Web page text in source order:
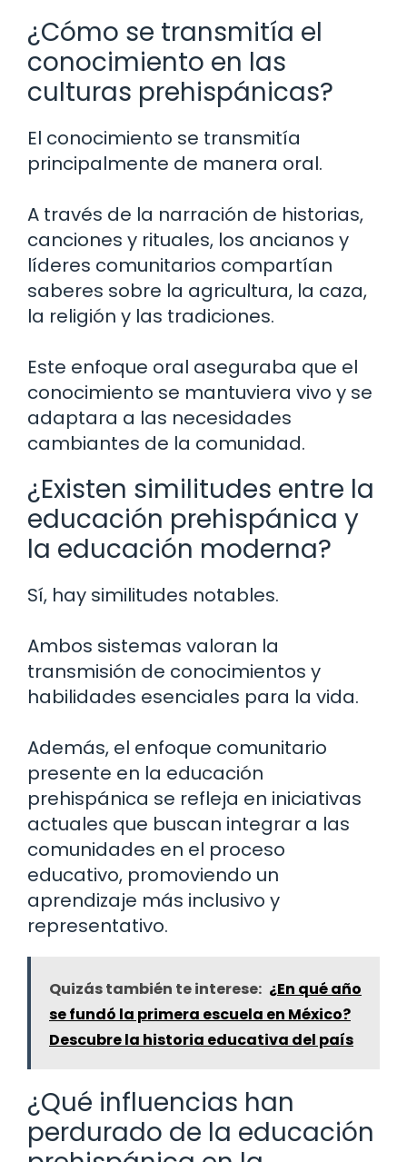
¿Cómo se transmitía el
conocimiento en las
culturas prehispánicas?
El conocimiento se transmitía
principalmente de manera oral.
A través de la narración de historias,
canciones y rituales, los ancianos y
líderes comunitarios compartían
saberes sobre la agricultura, la caza,
la religión y las tradiciones.
Este enfoque oral aseguraba que el
conocimiento se mantuviera vivo y se
adaptara a las necesidades
cambiantes de la comunidad.
¿Existen similitudes entre la
educación prehispánica y
la educación moderna?
Sí, hay similitudes notables.
Ambos sistemas valoran la
transmisión de conocimientos y
habilidades esenciales para la vida.
Además, el enfoque comunitario
presente en la educación
prehispánica se refleja en iniciativas
actuales que buscan integrar a las
comunidades en el proceso
educativo, promoviendo un
aprendizaje más inclusivo y
representativo.
Quizás también te interese: ¿En qué año
se fundó la primera escuela en México?
Descubre la historia educativa del país
¿Qué influencias han
perdurado de la educación